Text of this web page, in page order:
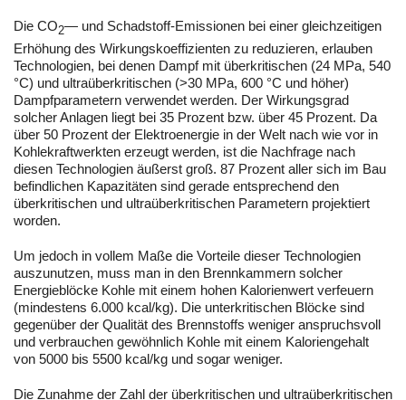
Die CO2— und Schadstoff-Emissionen bei einer gleichzeitigen
Erhöhung des Wirkungskoeffizienten zu reduzieren, erlauben
Technologien, bei denen Dampf mit überkritischen (24 MPa, 540
°C) und ultraüberkritischen (˃30 MPa, 600 °C und höher)
Dampfparametern verwendet werden. Der Wirkungsgrad
solcher Anlagen liegt bei 35 Prozent bzw. über 45 Prozent. Da
über 50 Prozent der Elektroenergie in der Welt nach wie vor in
Kohlekraftwerkten erzeugt werden, ist die Nachfrage nach
diesen Technologien äußerst groß. 87 Prozent aller sich im Bau
befindlichen Kapazitäten sind gerade entsprechend den
überkritischen und ultraüberkritischen Parametern projektiert
worden.
Um jedoch in vollem Maße die Vorteile dieser Technologien
auszunutzen, muss man in den Brennkammern solcher
Energieblöcke Kohle mit einem hohen Kalorienwert verfeuern
(mindestens 6.000 kcal/kg). Die unterkritischen Blöcke sind
gegenüber der Qualität des Brennstoffs weniger anspruchsvoll
und verbrauchen gewöhnlich Kohle mit einem Kaloriengehalt
von 5000 bis 5500 kcal/kg und sogar weniger.
Die Zunahme der Zahl der überkritischen und ultraüberkritischen